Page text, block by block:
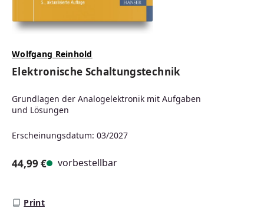
Wolfgang Reinhold
Elektronische Schaltungstechnik
Grundlagen der Analogelektronik mit Aufgaben
und Lösungen
Erscheinungsdatum: 03/2027
44,99 € vorbestellbar
Print